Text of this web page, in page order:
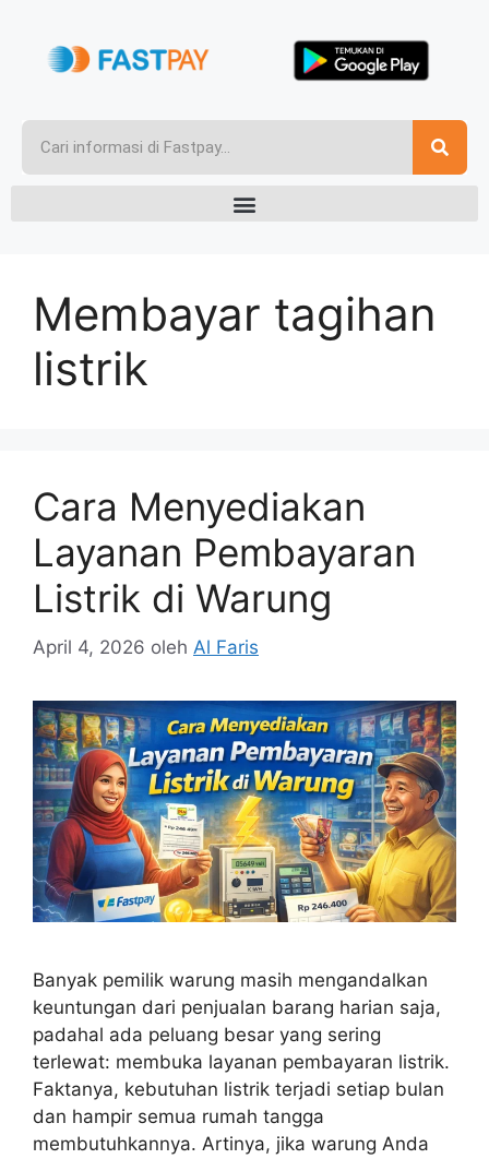
Membayar tagihan
listrik
Cara Menyediakan
Layanan Pembayaran
Listrik di Warung
April 4, 2026 oleh Al Faris
Banyak pemilik warung masih mengandalkan
keuntungan dari penjualan barang harian saja,
padahal ada peluang besar yang sering
terlewat: membuka layanan pembayaran listrik.
Faktanya, kebutuhan listrik terjadi setiap bulan
dan hampir semua rumah tangga
membutuhkannya. Artinya, jika warung Anda